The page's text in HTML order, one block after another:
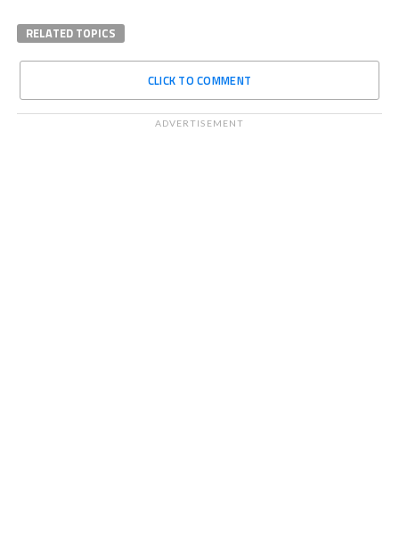
RELATED TOPICS
CLICK TO COMMENT
ADVERTISEMENT